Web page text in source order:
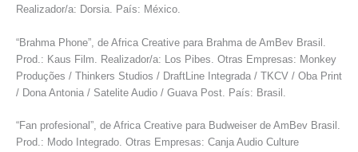
Realizador/a: Dorsia. País: México.
“Brahma Phone”, de Africa Creative para Brahma de AmBev Brasil.
Prod.: Kaus Film. Realizador/a: Los Pibes. Otras Empresas: Monkey
Produções / Thinkers Studios / DraftLine Integrada / TKCV / Oba Print
/ Dona Antonia / Satelite Audio / Guava Post. País: Brasil.
“Fan profesional”, de Africa Creative para Budweiser de AmBev Brasil.
Prod.: Modo Integrado. Otras Empresas: Canja Audio Culture